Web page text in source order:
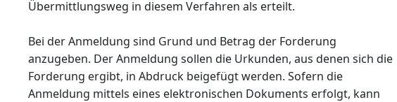
Übermittlungsweg in diesem Verfahren als erteilt.
Bei der Anmeldung sind Grund und Betrag der Forderung
anzugeben. Der Anmeldung sollen die Urkunden, aus denen sich die
Forderung ergibt, in Abdruck beigefügt werden. Sofern die
Anmeldung mittels eines elektronischen Dokuments erfolgt, kann